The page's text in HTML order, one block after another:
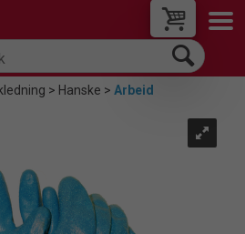
>Hanske>Arbeid